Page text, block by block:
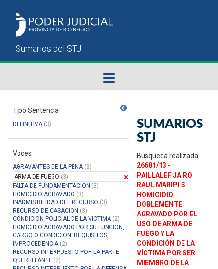
Sumarios del STJ
Manual del Usuario
Tipo Sentencia
DEFINITIVA(3)
Voces
AGRAVANTES DE LA PENA(3)
ARMA DE FUEGO (3)
FALTA DE FUNDAMENTACION (3)
HOMICIDIO AGRAVADO (3)
INADMISIBILIDAD DEL RECURSO (3)
RECURSO DE CASACION (3)
CONDICION POLICIAL DE LA VICTIMA(2)
HOMICIDIO AGRAVADO POR SU FUNCION,
CARGO O CONDICION: REQUISITOS;
IMPROCEDENCIA(2)
RECURSO INTERPUESTO POR LA PARTE
QUERELLANTE (2)
SUMARIOS
STJ
Busqueda realizada:
26681/13 -
PAILLALEF JAIRO
RAUL MARIPI S
HOMICIDIO
DOBLEMENTE
AGRAVADO POR EL
USO DE ARMA DE
FUEGO Y LA
CONDICIÓN DE LA
VÍCTIMA POR SER
MIEMBRO DE LA